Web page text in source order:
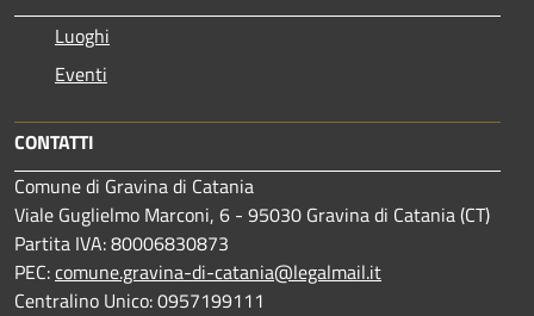
Luoghi
Eventi
CONTATTI
Comune di Gravina di Catania
Viale Guglielmo Marconi, 6 - 95030 Gravina di Catania (CT)
Partita IVA: 80006830873
PEC:comune.gravina-di-catania@legalmail.it
Centralino Unico: 0957199111